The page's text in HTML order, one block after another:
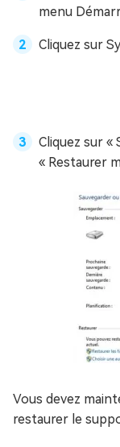
menu
Cliquez sur
Cliquez sur «
« Restaurer
Vous devez
restaurer le